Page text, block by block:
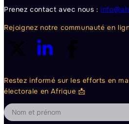
Prenez contact avec nous :
Rejoignez notre communauté en
Restez informé sur les efforts en
électorale en Afrique 📩